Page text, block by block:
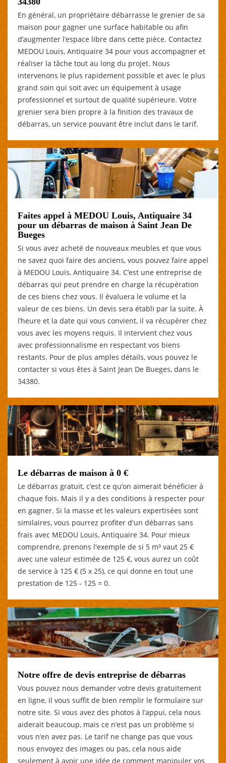
En général, un propriétaire débarrasse le grenier de sa
maison pour gagner une surface habitable ou afin
d’augmenter l’espace libre dans cette pièce. Contactez
MEDOU Louis, Antiquaire 34 pour vous accompagner et
réaliser la tâche tout au long du projet. Nous
intervenons le plus rapidement possible et avec le plus
grand soin qui soit avec un équipement à usage
professionnel et surtout de qualité supérieure. Votre
grenier sera bien propre à la finition des travaux de
débarras, un service pouvant être inclut dans le tarif.
Faites appel à MEDOU Louis, Antiquaire 34
pour un débarras de maison à Saint Jean De
Bueges
Si vous avez acheté de nouveaux meubles et que vous
ne savez quoi faire des anciens, vous pouvez faire appel
à MEDOU Louis, Antiquaire 34. C’est une entreprise de
débarras qui peut prendre en charge la récupération
de ces biens chez vous. Il évaluera le volume et la
valeur de ces biens. Un devis sera établi par la suite. À
l’heure et la date qui vous convient, il va récupérer chez
vous avec les moyens requis. Il intervient chez vous
avec professionnalisme en respectant vos biens
restants. Pour de plus amples détails, vous pouvez le
contacter si vous êtes à Saint Jean De Bueges, dans le
34380.
Le débarras de maison à 0 €
Le débarras gratuit, c’est ce qu’on aimerait bénéficier à
chaque fois. Mais il y a des conditions à respecter pour
en gagner. Si la masse et les valeurs expertisées sont
similaires, vous pourrez profiter d'un débarras sans
frais avec MEDOU Louis, Antiquaire 34. Pour mieux
comprendre, prenons l'exemple de si 5 m³ vaut 25 €
avec une valeur estimée de 125 €, vous aurez un coût
de service à 125 € (5 x 25), ce qui donne en tout une
prestation de 125 - 125 = 0.
Notre offre de devis entreprise de débarras
Vous pouvez nous demander votre devis gratuitement
en ligne, il vous suffit de bien remplir le formulaire sur
notre site. Si vous avez des photos à l’appui, cela nous
aiderait beaucoup, mais ce n’est pas un problème si
vous n’en avez pas. Le tarif ne change pas que vous
nous envoyez des images ou pas, cela nous aide
seulement à avoir une idée de comment manipuler vos